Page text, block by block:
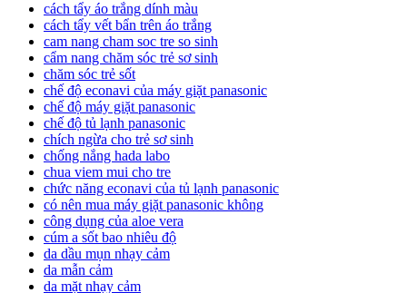
cách tẩy áo trắng dính màu
cách tẩy vết bẩn trên áo trắng
cam nang cham soc tre so sinh
cẩm nang chăm sóc trẻ sơ sinh
chăm sóc trẻ sốt
chế độ econavi của máy giặt panasonic
chế độ máy giặt panasonic
chế độ tủ lạnh panasonic
chích ngừa cho trẻ sơ sinh
chống nắng hada labo
chua viem mui cho tre
chức năng econavi của tủ lạnh panasonic
có nên mua máy giặt panasonic không
công dụng của aloe vera
cúm a sốt bao nhiêu độ
da dầu mụn nhạy cảm
da mẫn cảm
da mặt nhạy cảm